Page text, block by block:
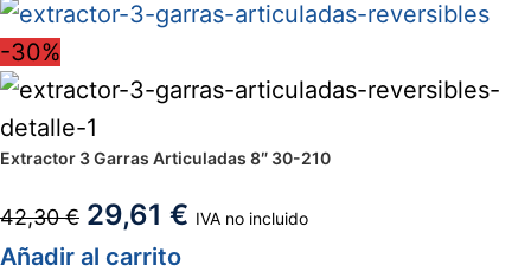
-30%
Extractor 3 Garras Articuladas 8″ 30-210
42,30€ 29,61 € IVA no incluido
Añadir al carrito